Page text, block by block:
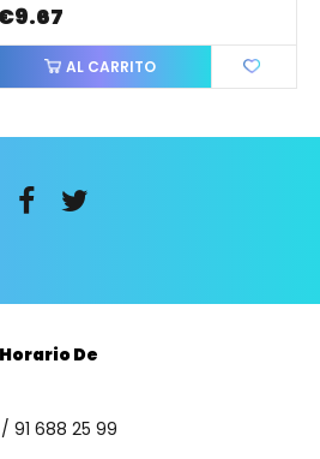
AL CARRITO
De
91 688 25 99